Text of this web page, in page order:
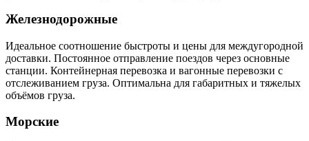
Железнодорожные
Идеальное соотношение быстроты и цены для междугородной
доставки. Постоянное отправление поездов через основные
станции. Контейнерная перевозка и вагонные перевозки с
отслеживанием груза. Оптимальна для габаритных и тяжелых
объёмов груза.
Морские